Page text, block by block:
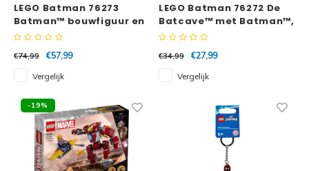
LEGO Batman 76273
Batman™ bouwfiguur en
de Bat-Pod motor
€74,99
€57,99
Vergelijk
LEGO Batman 76272 De
Batcave™ met Batman™,
Batgirl™ en The Joker™
€34,99
€27,99
Vergelijk
-19%